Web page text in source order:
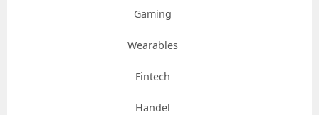
Gaming
Wearables
Fintech
Handel